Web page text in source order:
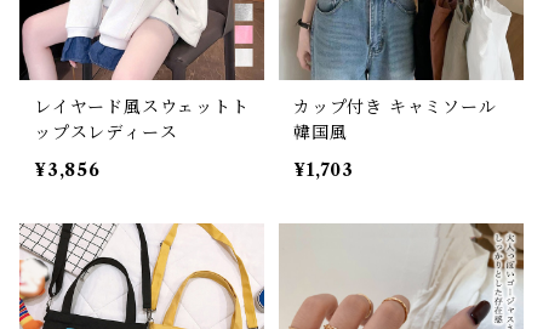
レイヤード風スウェットト
ップスレディース
¥3,856
カップ付き キャミソール
韓国風
¥1,703